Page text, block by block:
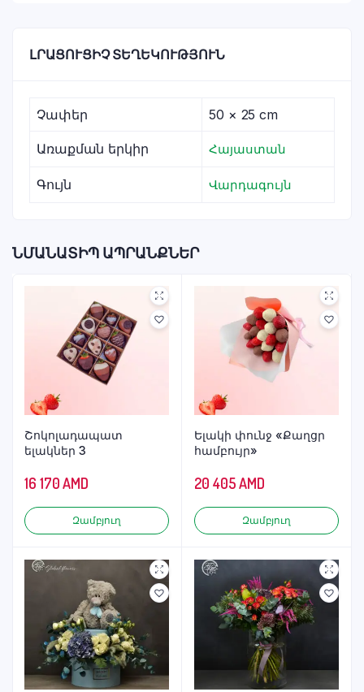
ԼՐԱՑՈՒՑԻՉ ՏԵՂԵԿՈՒԹՅՈՒՆ
Չափեր 50 × 25 cm
Առաքման երկիր Հայաստան
Գույն Վարդագույն
ՆՄԱՆԱՏԻՊ ԱՊՐԱՆՔՆԵՐ
Շոկոլադապատ
ելակներ 3
16 170AMD
Զամբյուղ
Ելակի փունջ «Քաղցր
համբույր»
20 405AMD
Զամբյուղ